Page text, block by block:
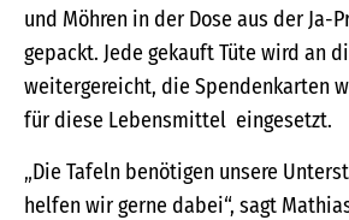
und Möhren in der Dose aus der Ja-
gepackt. Jede gekauft Tüte wird an
weitergereicht, die Spendenkarten
für diese Lebensmittel eingesetzt.
„Die Tafeln benötigen unsere
helfen wir gerne dabei“, sagt